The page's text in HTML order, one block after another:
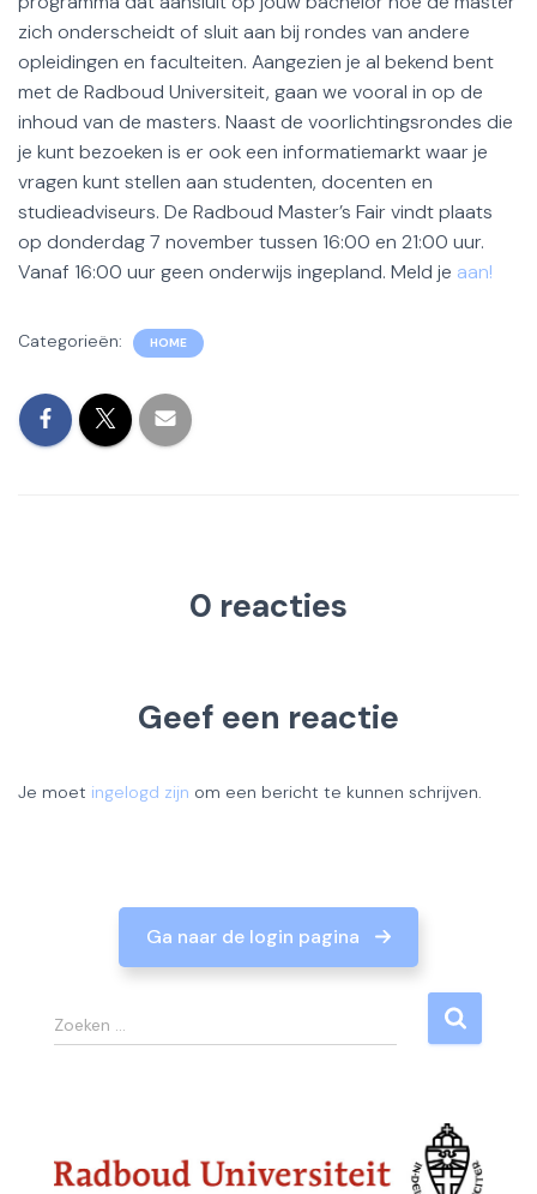
zich onderscheidt of sluit aan bij rondes van andere
opleidingen en faculteiten. Aangezien je al bekend bent
met de Radboud Universiteit, gaan we vooral in op de
inhoud van de masters. Naast de voorlichtingsrondes die
je kunt bezoeken is er ook een informatiemarkt waar je
vragen kunt stellen aan studenten, docenten en
studieadviseurs. De Radboud Master’s Fair vindt plaats
op donderdag 7 november tussen 16:00 en 21:00 uur.
Vanaf 16:00 uur geen onderwijs ingepland. Meld je aan!
Categorieën: HOME
0 reacties
Geef een reactie
Je moet ingelogd zijn om een bericht te kunnen schrijven.
Ga naar de login pagina
Z
o
n
Zoeken …